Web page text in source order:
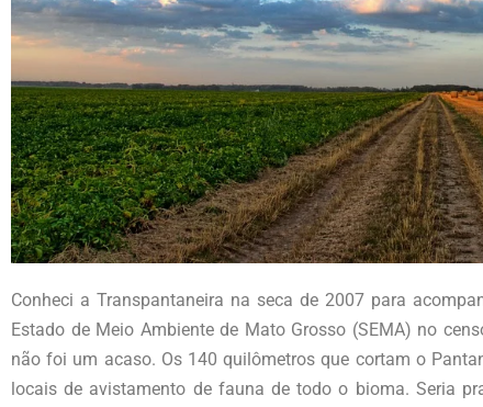
Conheci a Transpantaneira na seca de 2007 para
Estado de Meio Ambiente de Mato Grosso (SEMA) no
não foi um acaso. Os 140 quilômetros que cortam o
locais de avistamento de fauna de todo o bioma. Seria